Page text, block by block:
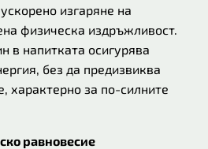
изгаряне на
физическа издръжливост.
в напитката осигурява
без да предизвиква
характерно за по-силните
равновесие